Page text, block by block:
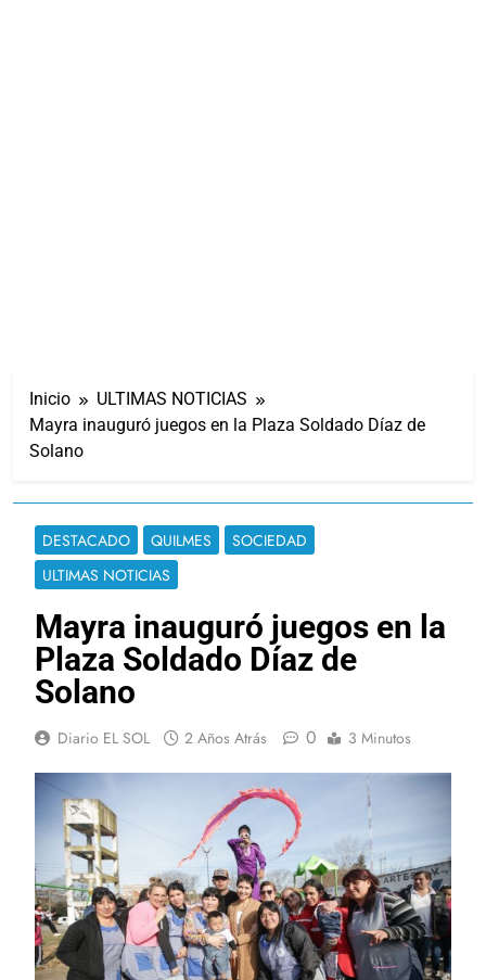
Inicio
ULTIMAS NOTICIAS
Mayra inauguró juegos en la Plaza Soldado Díaz de
Solano
DESTACADO QUILMES
SOCIEDAD
ULTIMAS NOTICIAS
Mayra inauguró juegos en la
Plaza Soldado Díaz de
Solano
Diario EL SOL 2 Años Atrás 0 3 Minutos